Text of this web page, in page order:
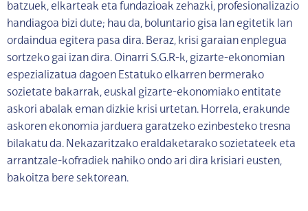
batzuek, elkarteak eta fundazioak zehazki, profesionalizazio
handiagoa bizi dute; hau da, boluntario gisa lan egitetik lan
ordaindua egitera pasa dira. Beraz, krisi garaian enplegua
sortzeko gai izan dira. Oinarri S.G.R-k, gizarte-ekonomian
espezializatua dagoen Estatuko elkarren bermerako
sozietate bakarrak, euskal gizarte-ekonomiako entitate
askori abalak eman dizkie krisi urtetan. Horrela, erakunde
askoren ekonomia jarduera garatzeko ezinbesteko tresna
bilakatu da. Nekazaritzako eraldaketarako sozietateek eta
arrantzale-kofradiek nahiko ondo ari dira krisiari eusten,
bakoitza bere sektorean.